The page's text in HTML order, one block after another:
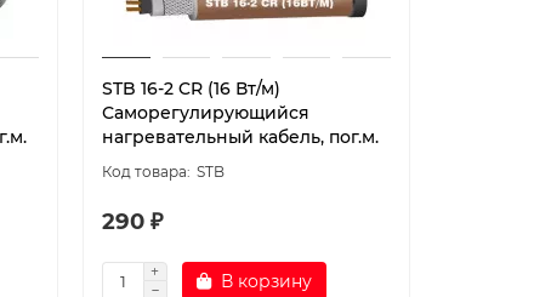
STB 16-2 CR (16 Вт/м)
Саморегулирующийся
нагревательный кабель, пог.м.
STB
290 ₽
В корзину